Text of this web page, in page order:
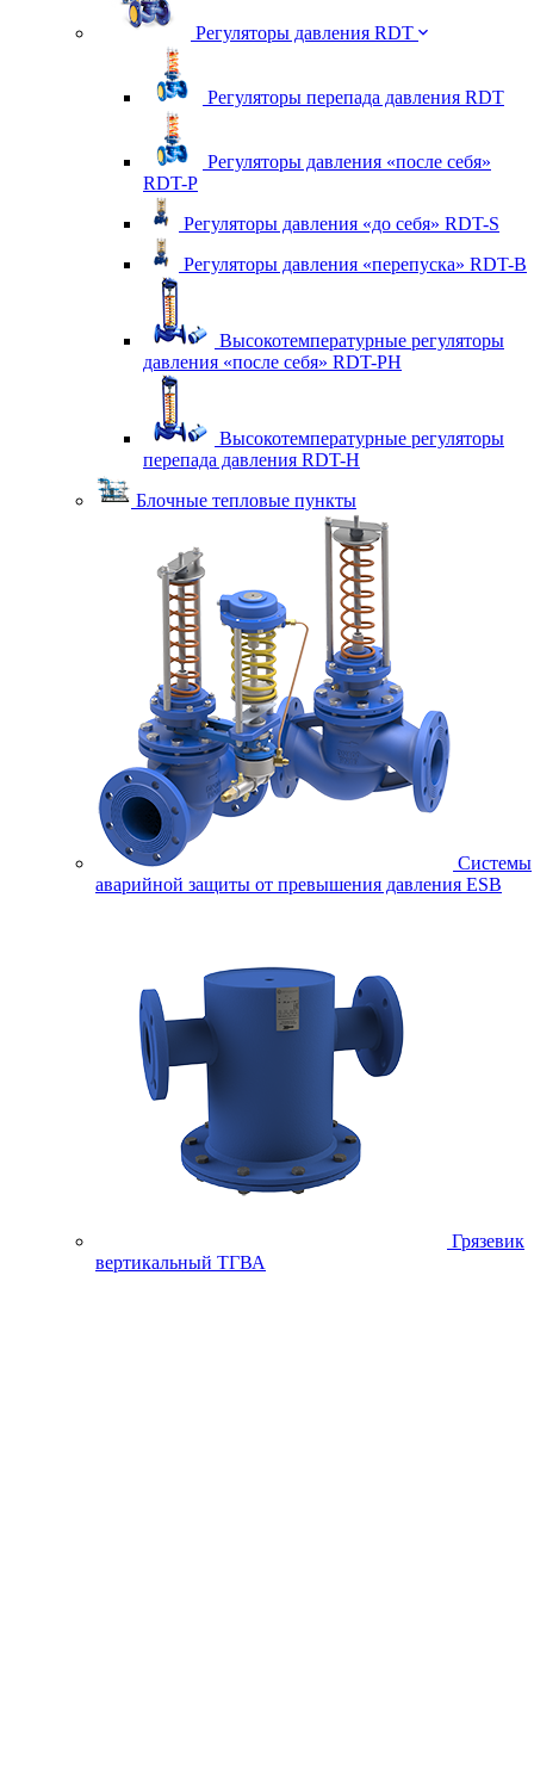
Регуляторы давления RDT
Регуляторы перепада давления RDT
Регуляторы давления «после себя»
RDT-P
Регуляторы давления «до себя» RDT-S
Регуляторы давления «перепуска» RDT-B
Высокотемпературные регуляторы
давления «после себя» RDT-PH
Высокотемпературные регуляторы
перепада давления RDT-H
Блочные тепловые пункты
Системы
аварийной защиты от превышения давления ESB
Грязевик
вертикальный ТГВА